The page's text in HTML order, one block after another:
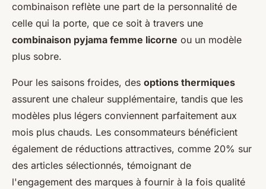
combinaison reflète une part de la personnalité de
celle qui la porte, que ce soit à travers une
combinaison pyjama femme licorne ou un modèle
plus sobre.
Pour les saisons froides, des options thermiques
assurent une chaleur supplémentaire, tandis que les
modèles plus légers conviennent parfaitement aux
mois plus chauds. Les consommateurs bénéficient
également de réductions attractives, comme 20% sur
des articles sélectionnés, témoignant de
l'engagement des marques à fournir à la fois qualité